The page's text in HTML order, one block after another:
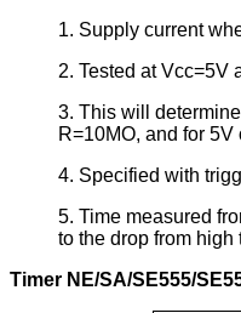
1. Supply current
2. Tested at Vcc=5V
3. This will
R=10MO, and for
4. Specified with
5. Time measured
to the drop from
Timer NE/SA/SE555/